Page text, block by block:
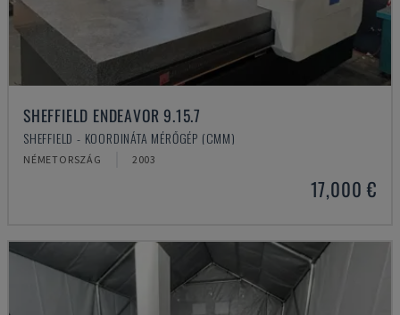
SHEFFIELD ENDEAVOR 9.15.7
SHEFFIELD - KOORDINÁTA MÉRŐGÉP (CMM)
NÉMETORSZÁG 2003
17,000 €